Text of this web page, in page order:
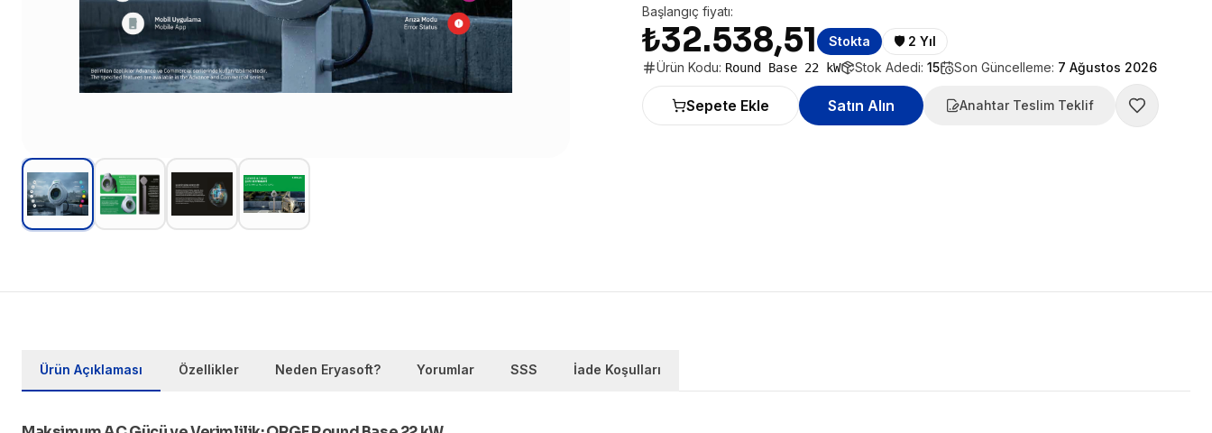
Başlangıç fiyatı:
₺32.538,51 Stokta 🛡️ 2 Yıl
Ürün Kodu: Round Base 22 kW Stok Adedi: 15 Son Güncelleme: 7 Ağustos 2026
Sepete Ekle Satın Alın Anahtar Teslim Teklif
Ürün Açıklaması Özellikler Neden Eryasoft? Yorumlar SSS İade Koşulları